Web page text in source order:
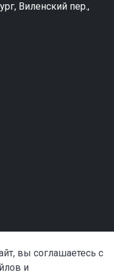
Виленский пер.,
вы соглашаетесь с
и